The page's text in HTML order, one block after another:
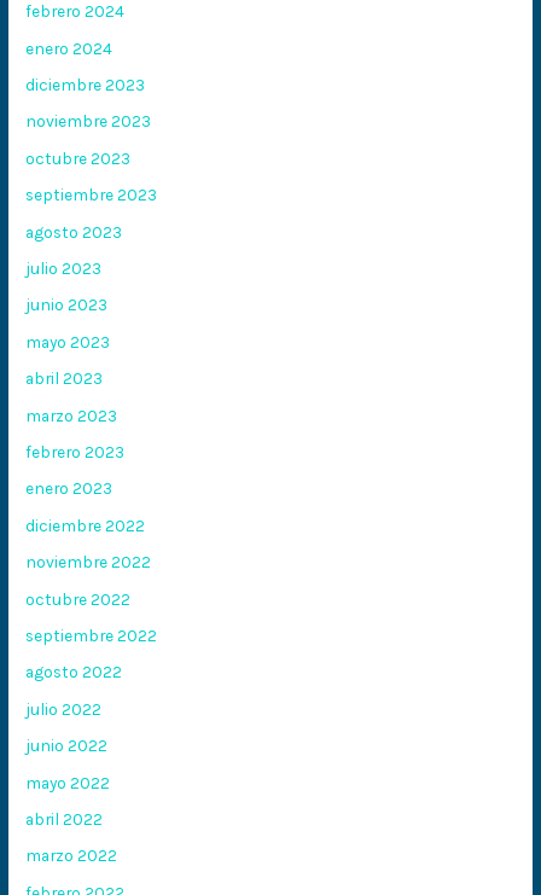
febrero 2024
enero 2024
diciembre 2023
noviembre 2023
octubre 2023
septiembre 2023
agosto 2023
julio 2023
junio 2023
mayo 2023
abril 2023
marzo 2023
febrero 2023
enero 2023
diciembre 2022
noviembre 2022
octubre 2022
septiembre 2022
agosto 2022
julio 2022
junio 2022
mayo 2022
abril 2022
marzo 2022